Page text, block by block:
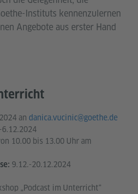
Instituts kennenzulernen
Angebote aus erster Hand
an danica.vucinic@goethe.de
6.12.2024
10.00 bis 13.00 Uhr am
9.12.-20.12.2024
„Podcast im Unterricht“